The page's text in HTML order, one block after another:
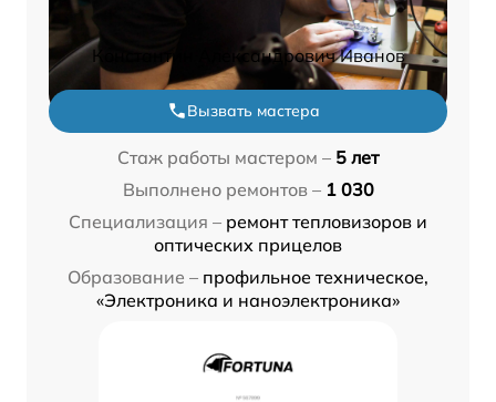
Константин Александрович Иванов
Вызвать мастера
Стаж работы мастером – 5 лет
Выполнено ремонтов – 1 030
Специализация – ремонт тепловизоров и
оптических прицелов
Образование – профильное техническое,
«Электроника и наноэлектроника»